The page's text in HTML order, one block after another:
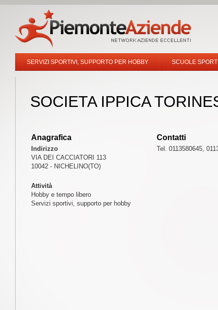
SERVIZI SPORTIVI, SUPPORTO PER HOBBY SCUOLE
SOCIETA IPPICA
Anagrafica
Indirizzo
VIA DEI CACCIATORI 113
10042 - NICHELINO(TO)
Contatti
Tel. 0113580645,
Attività
Hobby e tempo libero
Servizi sportivi, supporto per hobby